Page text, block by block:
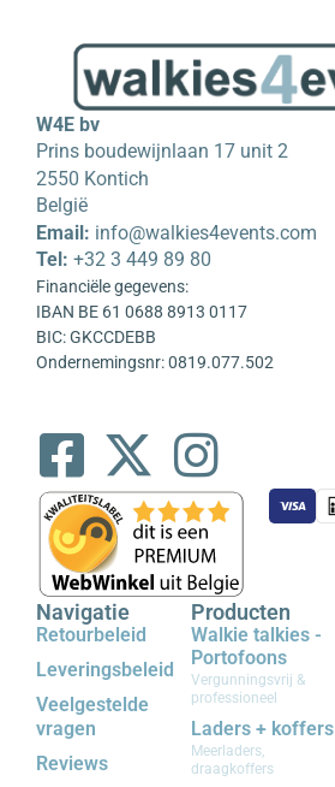
W4E bv
Prins boudewijnlaan 17 unit 2
2550 Kontich
België
Email: info@walkies4events.com
Tel: +32 3 449 89 80
Financiële gegevens:
IBAN BE 61 0688 8913 0117
BIC: GKCCDEBB
Ondernemingsnr: 0819.077.502
Navigatie
Retourbeleid
Leveringsbeleid
Veelgestelde
vragen
Reviews
Producten
Walkie talkies -
Portofoons
Vergunningsvrij &
professioneel
Laders + koffers
Meerladers,
draagkoffers